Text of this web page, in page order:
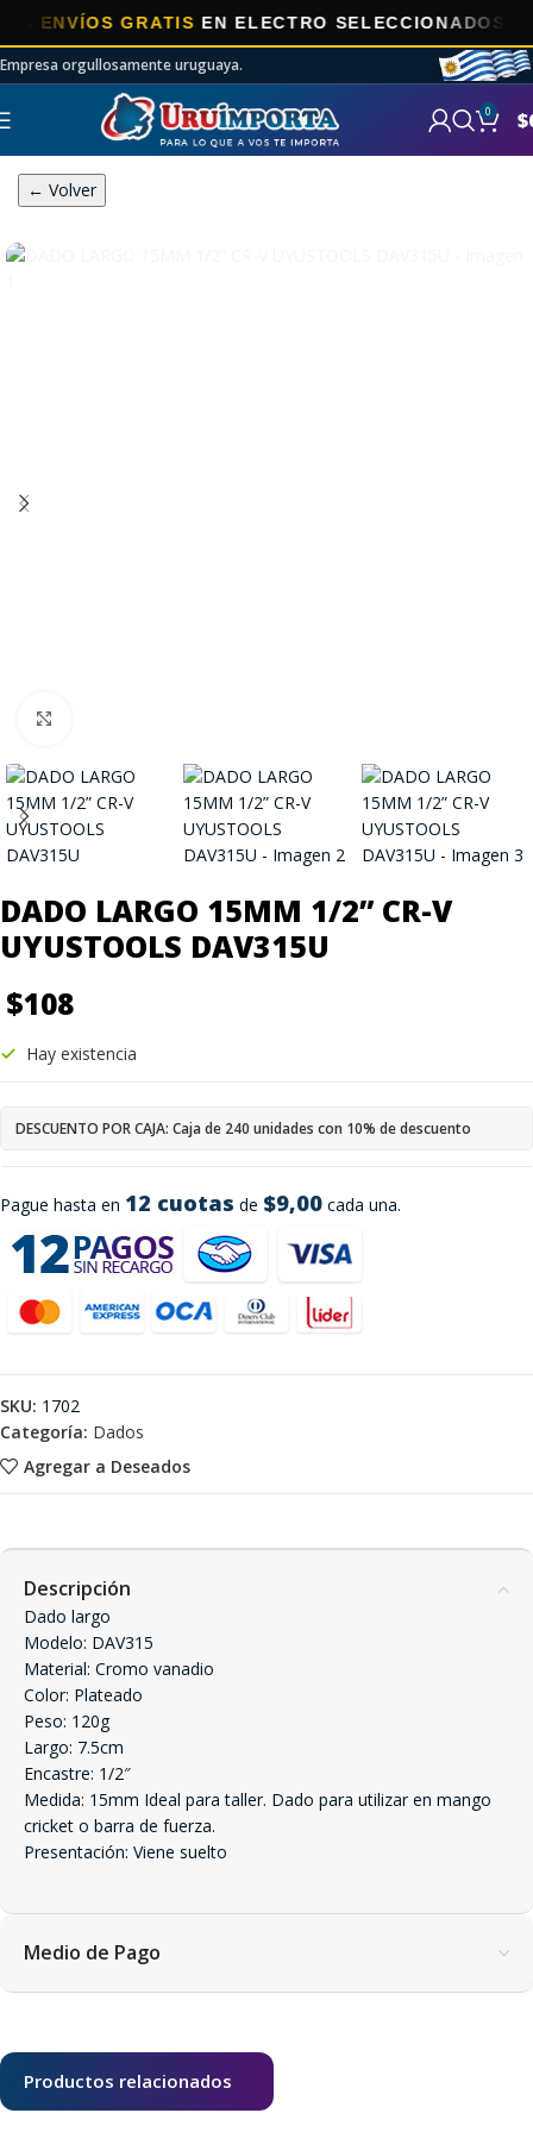
GRATISEN ELECTRO SELECCIONADOS!
Empresa orgullosamente uruguaya.
0 $
← Volver
DADO LARGO 15MM 1/2” CR-V
UYUSTOOLS DAV315U
$108
Pague hasta en 12 cuotas de $9,00 cada una.
Hay existencia
DESCUENTO POR CAJA: Caja de 240 unidades con 10% de descuento
Agregar a Deseados
SKU: 1702
Categoría: Dados
Descripción
Dado largo
Modelo: DAV315
Material: Cromo vanadio
Color: Plateado
Peso: 120g
Largo: 7.5cm
Encastre: 1/2″
Medida: 15mm Ideal para taller. Dado para utilizar en mango
cricket o barra de fuerza.
Presentación: Viene suelto
Medio de Pago
Productos relacionados